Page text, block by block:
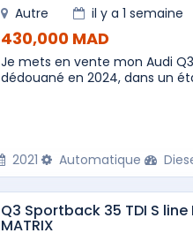
Autre il y a 1 semaine
430,000 MAD
Je mets en vente mon Audi Q3
dédouané en 2024, dans un
2021 Automatique
Q3 Sportback 35 TDI S line
MATRIX